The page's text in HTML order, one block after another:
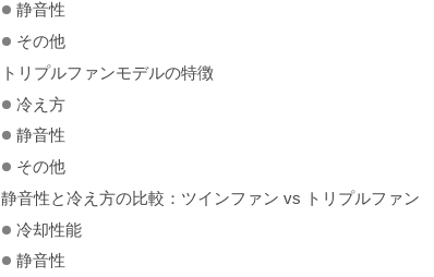
静音性
その他
トリプルファンモデルの特徴
冷え方
静音性
その他
静音性と冷え方の比較：ツインファン vs トリプルファン
冷却性能
静音性